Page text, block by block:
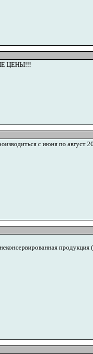
ЦЕНЫ!!!
с июня по август
продукция